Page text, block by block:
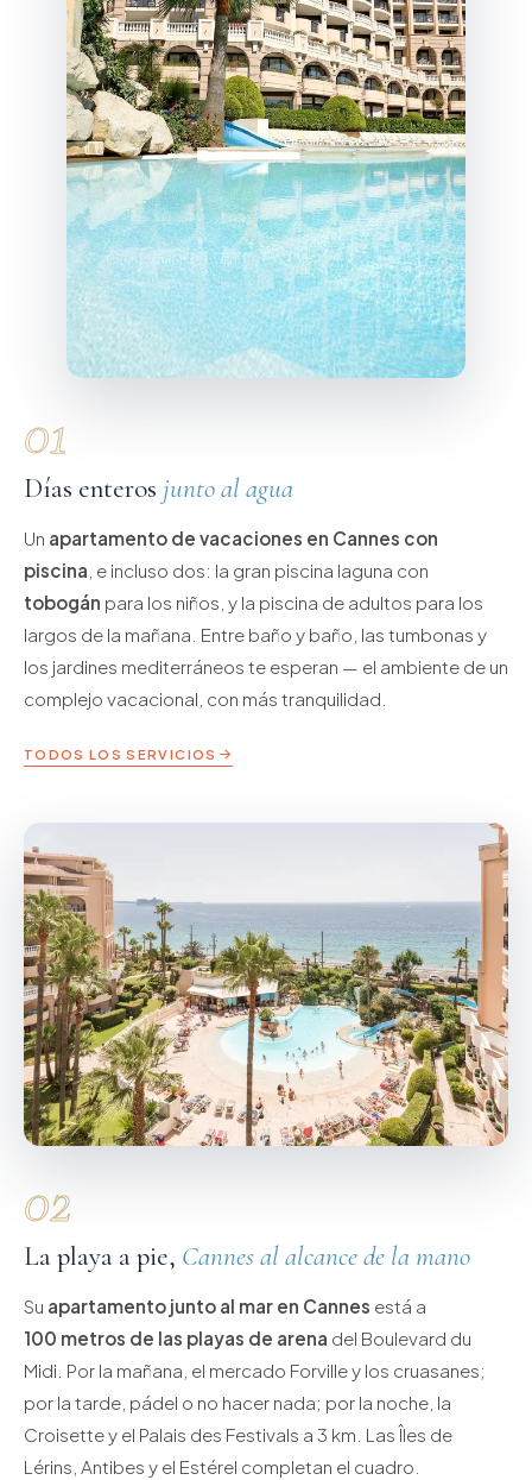
01
Días enteros junto al agua
Un apartamento de vacaciones en Cannes con
piscina , e incluso dos: la gran piscina laguna con
tobogán para los niños, y la piscina de adultos para los
largos de la mañana. Entre baño y baño, las tumbonas y
los jardines mediterráneos te esperan — el ambiente de un
complejo vacacional, con más tranquilidad.
TODOS LOS SERVICIOS
02
La playa a pie, Cannes al alcance de la mano
Su apartamento junto al mar en Cannes está a
100 metros de las playas de arena del Boulevard du
Midi. Por la mañana, el mercado Forville y los cruasanes;
por la tarde, pádel o no hacer nada; por la noche, la
Croisette y el Palais des Festivals a 3 km. Las Îles de
Lérins, Antibes y el Estérel completan el cuadro.